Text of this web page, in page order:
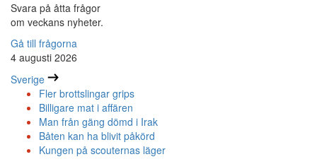
Svara på åtta frågor
om veckans nyheter.
Gå till frågorna
4 augusti 2026
Sverige
Fler brottslingar grips
Billigare mat i affären
Man från gäng dömd i Irak
Båten kan ha blivit påkörd
Kungen på scouternas läger